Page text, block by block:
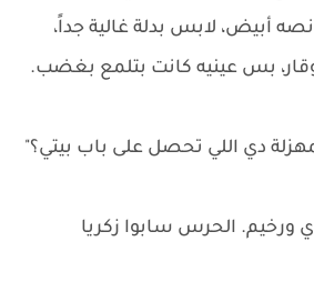
أبيض، لابس بدلة غالية جداً،
بس عينيه كانت بتلمع بغضب.
دي اللي تحصل على باب بيتي؟"
ورخيم. الحرس سابوا زكريا